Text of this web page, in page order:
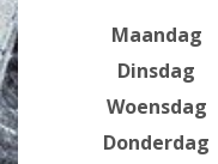
Maandag
Dinsdag
Woensdag
Donderdag